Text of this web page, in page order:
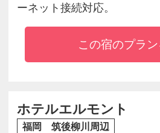
ーネット接続対応。
この宿のプラ
ホテルエルモント
福岡 筑後柳川周辺